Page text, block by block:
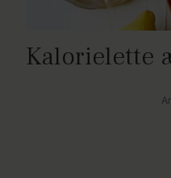
Kalorielette